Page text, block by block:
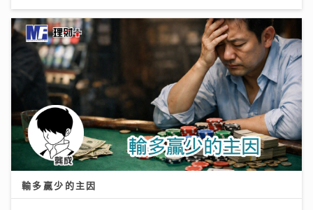
輸多贏少的主因